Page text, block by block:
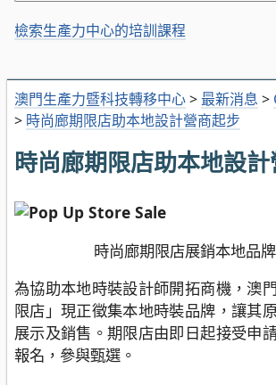
澳門生產力暨科技轉移中心> 最新消息 >
> 時尚廊期限店助本地設計營商起步
時尚廊期限店助本地設
時尚廊期限店展銷本地品
為協助本地時裝設計師開拓商機，澳
限店」現正徵集本地時裝品牌，讓其
展示及銷售。期限店由即日起接受申
報名，參與甄選。
檢索生產力中心的培訓課程